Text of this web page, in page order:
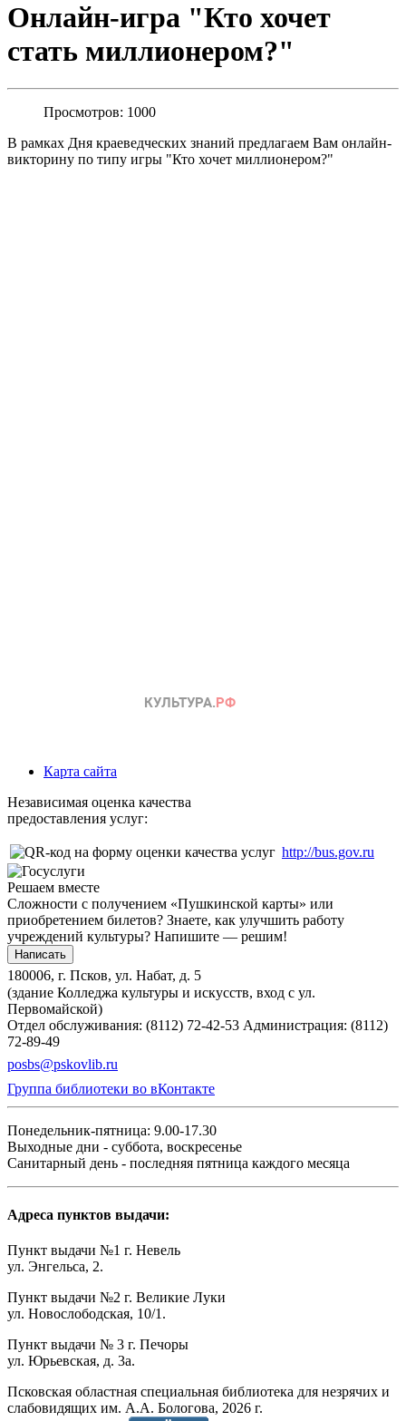
Онлайн-игра "Кто хочет
стать миллионером?"
Просмотров: 1000
В рамках Дня краеведческих знаний предлагаем Вам онлайн-
викторину по типу игры "Кто хочет миллионером?"
Карта сайта
Независимая оценка качества
предоставления услуг:
http://bus.gov.ru
Решаем вместе
Сложности с получением «Пушкинской карты» или
приобретением билетов? Знаете, как улучшить работу
учреждений культуры? Напишите — решим!
Написать
180006, г. Псков, ул. Набат, д. 5
(здание Колледжа культуры и искусств, вход с ул.
Первомайской)
Отдел обслуживания: (8112) 72-42-53 Администрация: (8112)
72-89-49
posbs@pskovlib.ru
Группа библиотеки во вКонтакте
Понедельник-пятница: 9.00-17.30
Выходные дни - суббота, воскресенье
Санитарный день - последняя пятница каждого месяца
Адреса пунктов выдачи:
Пункт выдачи №1 г. Невель
ул. Энгельса, 2.
Пункт выдачи №2 г. Великие Луки
ул. Новослободская, 10/1.
Пункт выдачи № 3 г. Печоры
ул. Юрьевская, д. 3а.
Псковская областная специальная библиотека для незрячих и
слабовидящих им. А.А. Бологова, 2026 г.